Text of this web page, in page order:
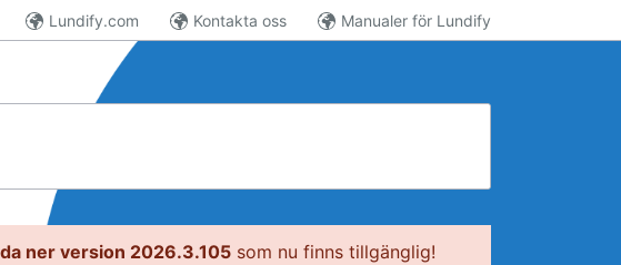
Lundify.com Kontakta oss Manualer för Lundify
ner version 2026.3.105 som nu finns tillgänglig!